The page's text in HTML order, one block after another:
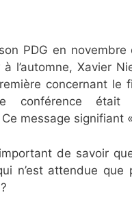
PDG en
à l’automne, Xavier
concernant le
conférence était
message signifiant
de savoir
n’est attendue